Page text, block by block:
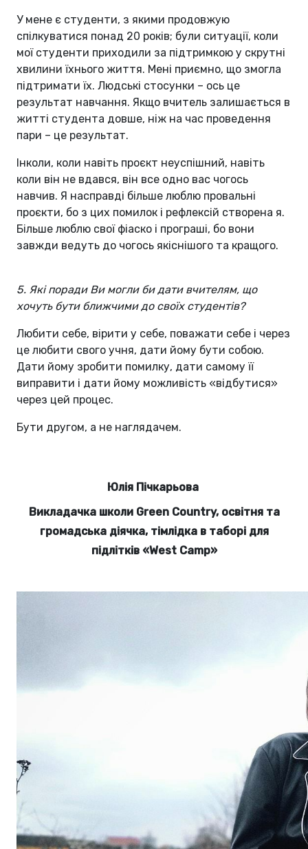
У мене є студенти, з якими продовжую
спілкуватися понад 20 років; були ситуації, коли
мої студенти приходили за підтримкою у скрутні
хвилини їхнього життя. Мені приємно, що змогла
підтримати їх. Людські стосунки – ось це
результат навчання. Якщо вчитель залишається в
житті студента довше, ніж на час проведення
пари – це результат.
Інколи, коли навіть проєкт неуспішний, навіть
коли він не вдався, він все одно вас чогось
навчив. Я насправді більше люблю провальні
проєкти, бо з цих помилок і рефлексій створена я.
Більше люблю свої фіаско і програші, бо вони
завжди ведуть до чогось якіснішого та кращого.
5. Які поради Ви могли би дати вчителям, що
хочуть бути ближчими до своїх студентів?
Любити себе, вірити у себе, поважати себе і через
це любити свого учня, дати йому бути собою.
Дати йому зробити помилку, дати самому її
виправити і дати йому можливість «відбутися»
через цей процес.
Бути другом, а не наглядачем.
Юлія Пічкарьова
Викладачка школи Green Country, освітня та
громадська діячка, тімлідка в таборі для
підлітків «West Camp»